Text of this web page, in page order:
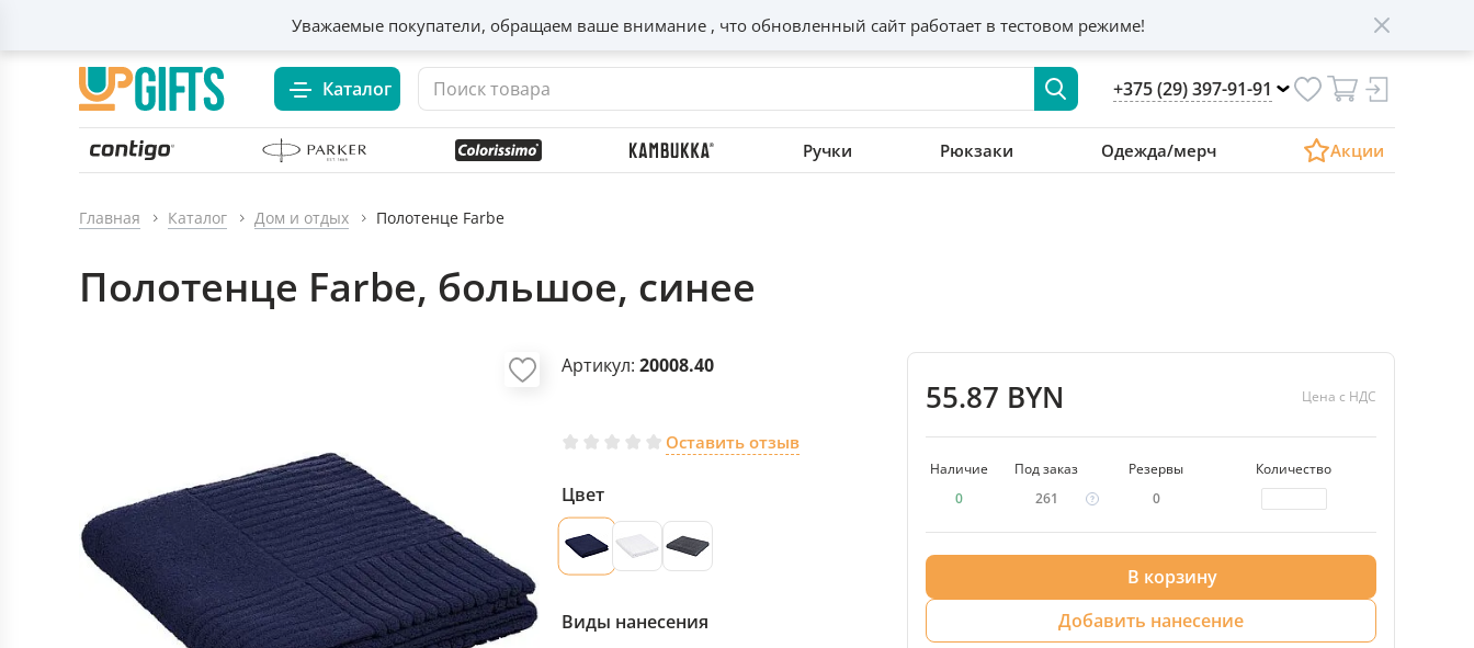
Уважаемые покупатели, обращаем ваше внимание , что обновленный сайт работает в тестовом режиме!
Каталог +375 (29) 397-91-91
Ручки Рюкзаки Одежда/мерч Акции
Главная Каталог Дом и отдых Полотенце Farbe
Полотенце Farbe, большое, синее
Артикул: 20008.40
Оставить отзыв
Цвет
Виды нанесения
55.87 BYN Цена с НДС
Наличие Под заказ Резервы
Количество
0
261 0
В корзину
Добавить нанесение